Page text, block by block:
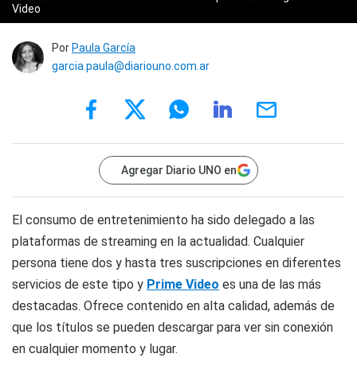
Video
Por Paula García
garcia.paula@diariouno.com.ar
Agregar Diario UNO en
El consumo de entretenimiento ha sido delegado a las
plataformas de streaming en la actualidad. Cualquier
persona tiene dos y hasta tres suscripciones en diferentes
servicios de este tipo y Prime Video es una de las más
destacadas. Ofrece contenido en alta calidad, además de
que los títulos se pueden descargar para ver sin conexión
en cualquier momento y lugar.